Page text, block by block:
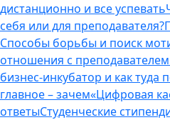
дистанционно и все успевать
себя или для преподавателя?
Способы борьбы и поиск
отношения с
бизнес-инкубатор и как туда
главное – зачем«Цифровая
ответыСтуденческие